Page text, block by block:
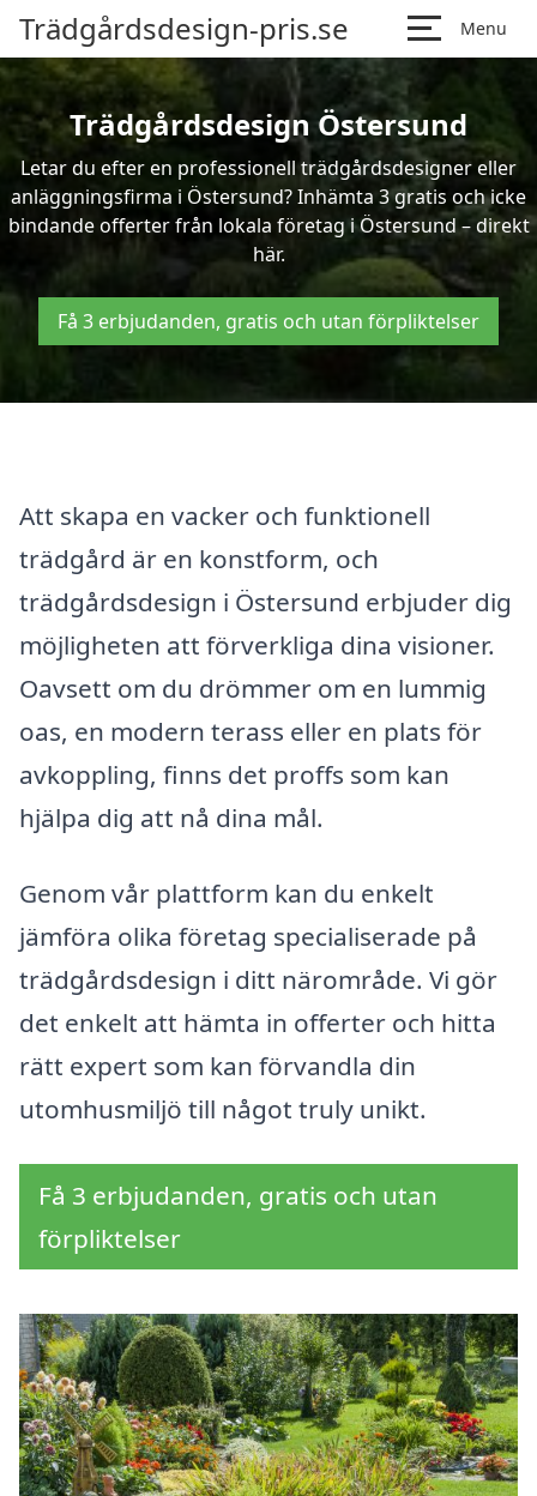
Trädgårdsdesign-pris.se Menu
Trädgårdsdesign Östersund
Letar du efter en professionell trädgårdsdesigner eller
anläggningsfirma i Östersund? Inhämta 3 gratis och icke
bindande offerter från lokala företag i Östersund – direkt
här.
Få 3 erbjudanden, gratis och utan förpliktelser
Att skapa en vacker och funktionell
trädgård är en konstform, och
trädgårdsdesign i Östersund erbjuder dig
möjligheten att förverkliga dina visioner.
Oavsett om du drömmer om en lummig
oas, en modern terass eller en plats för
avkoppling, finns det proffs som kan
hjälpa dig att nå dina mål.
Genom vår plattform kan du enkelt
jämföra olika företag specialiserade på
trädgårdsdesign i ditt närområde. Vi gör
det enkelt att hämta in offerter och hitta
rätt expert som kan förvandla din
utomhusmiljö till något truly unikt.
Få 3 erbjudanden, gratis och utan
förpliktelser